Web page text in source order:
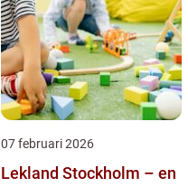
07 februari 2026
Lekland Stockholm – en